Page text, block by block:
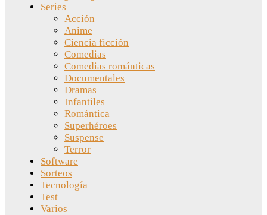
Series
Acción
Anime
Ciencia ficción
Comedias
Comedias románticas
Documentales
Dramas
Infantiles
Romántica
Superhéroes
Suspense
Terror
Software
Sorteos
Tecnología
Test
Varios